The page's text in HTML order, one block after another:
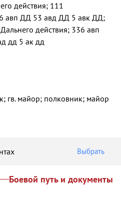
действия; 111
авп ДД 53 авд ДД 5 авк ДД;
действия; 336 авп
дд 5 ак дд
гв. майор; полковник; майор
Выбрать
Боевой путь и документы